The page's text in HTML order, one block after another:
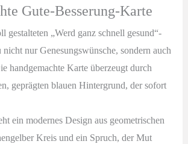
Gute-Besserung-Karte
gestalteten „Werd ganz schnell gesund“-
nur Genesungswünsche, sondern auch
handgemachte Karte überzeugt durch
geprägten blauen Hintergrund, der sofort
ein modernes Design aus geometrischen
Kreis und ein Spruch, der Mut